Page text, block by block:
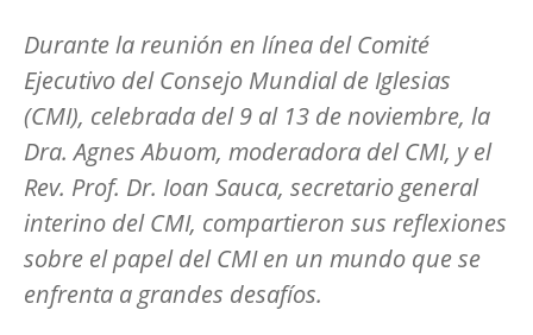
Durante la reunión en línea del Comité
Ejecutivo del Consejo Mundial de Iglesias
(CMI), celebrada del 9 al 13 de noviembre, la
Dra. Agnes Abuom, moderadora del CMI, y el
Rev. Prof. Dr. Ioan Sauca, secretario general
interino del CMI, compartieron sus reflexiones
sobre el papel del CMI en un mundo que se
enfrenta a grandes desafíos.